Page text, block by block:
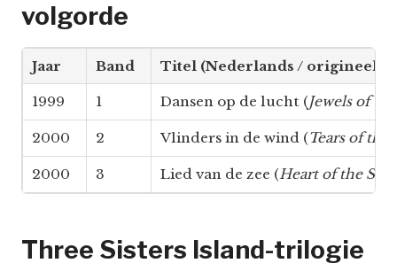
volgorde
Jaar Band Titel (Nederlands / origineel)
1999 1 Dansen op de lucht (Jewels of
2000 2 Vlinders in de wind (Tears of the
2000 3 Lied van de zee (Heart of the Sea
Three Sisters Island-trilogie